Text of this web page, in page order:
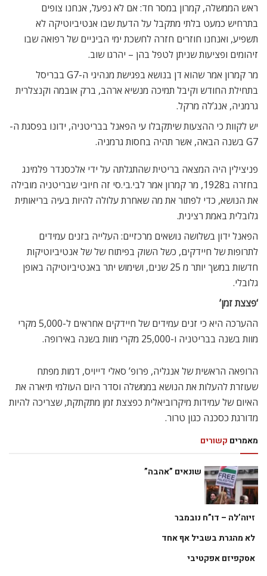
ראש הממשלה, קמרון במסר חד: אם לא נפעל, אנחנו צופים
בתרחיש כמעט בלתי מתקבל על הדעת שבו אנטיביוטיקה לא
תשפיע, ואנחנו חוזרים חזרה לחשכת ימי הביניים של רפואה שבו
זיהומים ופציעות שניתן לטפל בהן – יהרגו שוב.
מר קמרון אמר שהוא דן בנושא בפגישת מנהיגי ה-G7 בבריסל
בתחילת החודש וקיבל תמיכה מנשיא ארהב, ברק אובמה וקנצלרית
גרמניה, אנג’לה מרקל.
יש לקוות כי ההצעות שיתקבלו עי הפאנל בבריטניה, ידונו בפסגת ה-
G7 בשנה הבאה, אשר תהיה בחסות גרמניה.
פניצילין היה המצאה בריטית שהתגלתה על ידי אלכסנדר פלמינג
בחזרה ב1928, מר קמרון אמר לבי.בי.סי זה חיובי שבריטניה מובילה
את הנושא, כדי לפתור את מה שאחרת עלולה להיות בעיה בריאותית
גלובלית באמת רצינית.
הפאנל ידון בשלושה נושאים מרכזיים: העלייה בזנים עמידים
לתרופות של חיידקים, כשל השוק בפיתוח של של אנטיביוטיקות
חדשות במשך יותר מ 25 שנים, ושימוש יתר באנטיביוטיקה באופן
גלובלי.
‘פצצת זמן’
ההערכה היא כי זנים עמידים של חיידקים אחראים ל-5,000 מקרי
מוות בשנה בבריטניה ו-25,000 מקרי מוות בשנה באירופה.
הרופאה הראשית של אנגליה, פרופ’ סאלי דייויס, דמות מפתח
שעוזרת להעלות את הנושא בממשלה וסדר היום העולמי תיארה את
האיום של עמידות מיקרוביאלית כפצצת זמן מתקתקת, שצריכה להיות
מדורגת כסכנה כגון טרור.
מאמרים קשורים
שונאים ”אהבה”
זיוה’לה – דו”ח נובמבר
לא מהגרת בשביל אף אחד
אסקפיזם אפקטיבי